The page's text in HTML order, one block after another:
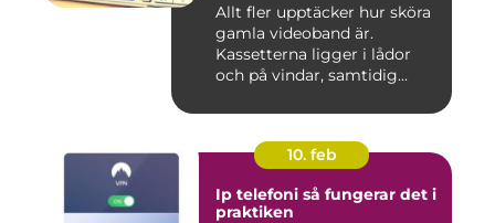
Allt fler upptäcker hur sköra
gamla videoband är.
Kassetterna ligger i lådor
och på vindar, samtidig...
10. feb
Ip telefoni så fungerar det i
praktiken